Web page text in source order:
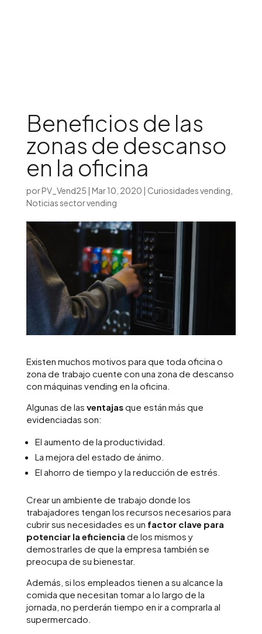
Beneficios de las
zonas de descanso
en la oficina
porPV_Vend25 | Mar 10, 2020 | Curiosidades vending
Noticias sector vending
Existen muchos motivos para que toda oficina o
zona de trabajo cuente con una zona de descanso
con máquinas vending en la oficina.
Algunas de las ventajasque están más que
evidenciadas son:
El aumento de la productividad.
La mejora del estado de ánimo.
El ahorro de tiempo y la reducción de estrés.
Crear un ambiente de trabajo donde los
trabajadores tengan los recursos necesarios para
cubrir sus necesidades es un factor clave para
potenciar la eficiencia de los mismos y
demostrarles de que la empresa también se
preocupa de su bienestar.
Además, si los empleados tienen a su alcance la
comida que necesitan tomar a lo largo de la
jornada, no perderán tiempo en ir a comprarla al
supermercado.